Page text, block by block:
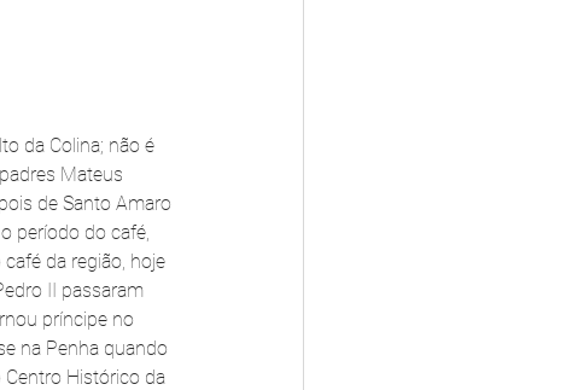
da Colina; não é
Mateus
de Santo Amaro
período do café,
da região, hoje
II passaram
príncipe no
na Penha quando
Histórico da